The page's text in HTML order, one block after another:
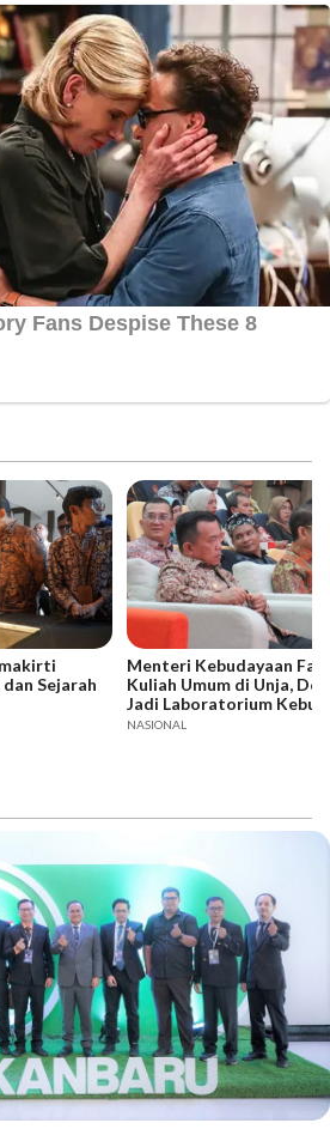
Sejarah
Menteri Kebudayaan
Kuliah Umum di Unja,
Jadi Laboratorium
NASIONAL